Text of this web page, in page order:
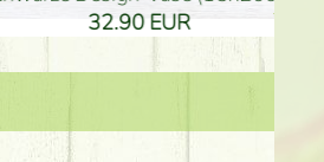
3.80 EUR